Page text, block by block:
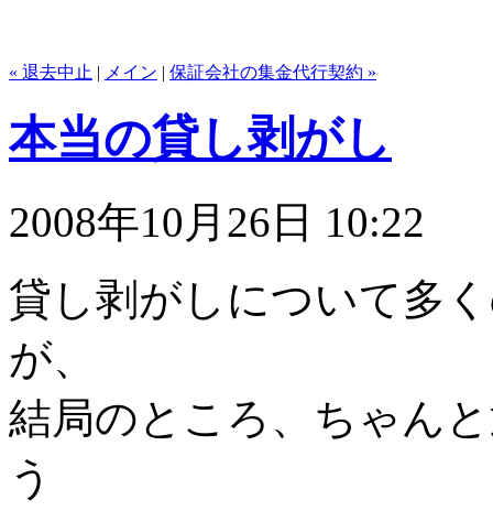
« 退去中止 | メイン | 保証会社の集金代行契約 »
本当の貸し剥がし
2008年10月26日 10:22
貸し剥がしについて多
が、
結局のところ、ちゃん
う